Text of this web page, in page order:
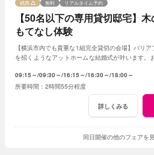
【50名以下の専用貸切邸宅】
もてなし体験
残席 無料 リアルタイム予約
【横浜市内でも貴重な1組完全貸切の会場】バリ
を招くようなアットホームな結婚式が叶います。
09:15～ 09:30～ 16:15～ 16:30～ 18:00～
2時間55分程度
詳しくみる
同日開催の他のフェアを